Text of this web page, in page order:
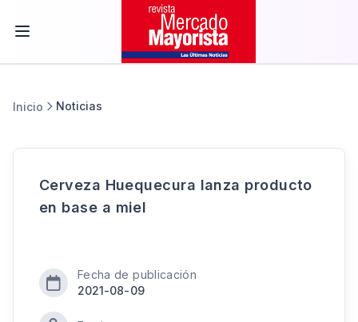
Inicio Noticias
Cerveza Huequecura lanza producto
en base a miel
Fecha de publicación
2021-08-09